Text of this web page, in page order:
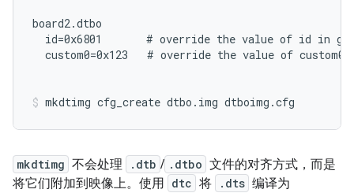
board2.dtbo
id=0x6801       # override the value of id in
custom0=0x123   # override the value of custom0
mkdtimg cfg_create dtbo.img dtboimg.cfg
mkdtimg 不会处理 .dtb / .dtbo 文件的对齐方式，而是
将它们附加到映像上。使用 dtc 将 .dts 编译为